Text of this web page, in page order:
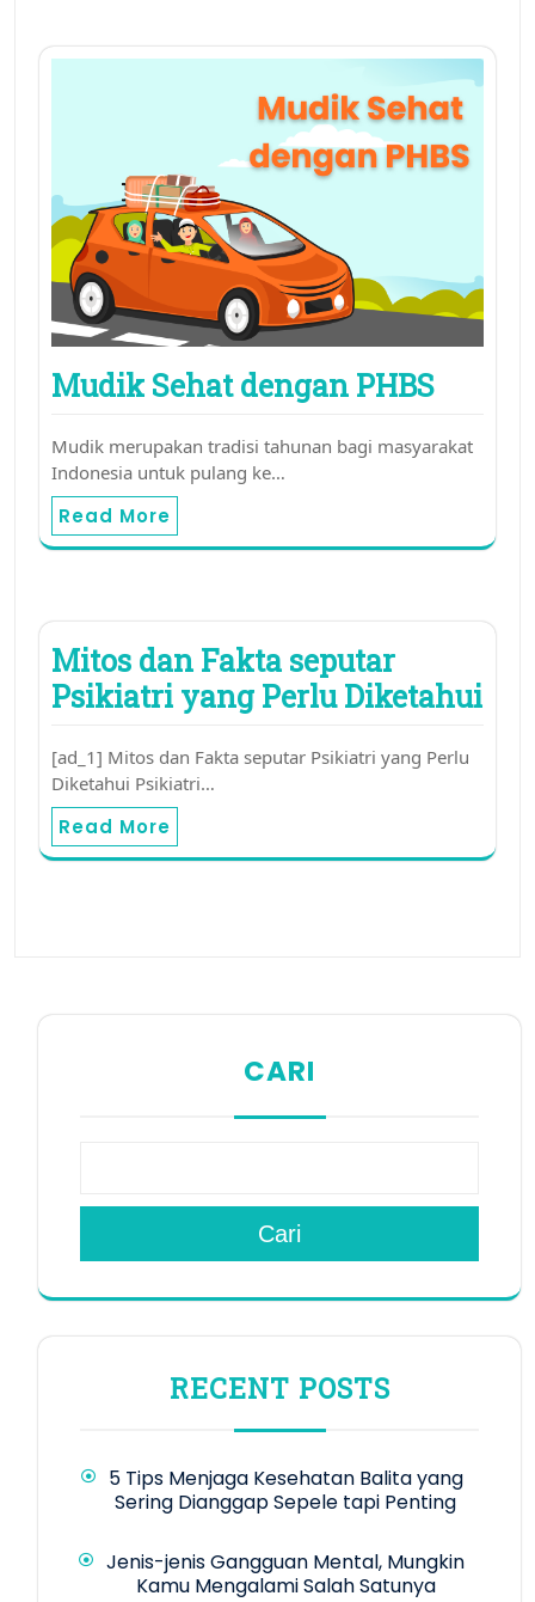
Mudik Sehat dengan PHBS
Mudik merupakan tradisi tahunan bagi masyarakat
Indonesia untuk pulang ke…
Read More
Mitos dan Fakta seputar
Psikiatri yang Perlu Diketahui
[ad_1] Mitos dan Fakta seputar Psikiatri yang Perlu
Diketahui Psikiatri…
Read More
CARI
Cari
RECENT POSTS
5 Tips Menjaga Kesehatan Balita yang
Sering Dianggap Sepele tapi Penting
Jenis-jenis Gangguan Mental, Mungkin
Kamu Mengalami Salah Satunya